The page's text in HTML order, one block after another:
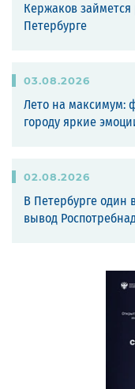
Кержаков
Петербурге
03.08.2026
Лето на максимум:
городу яркие
02.08.2026
В Петербурге один
вывод